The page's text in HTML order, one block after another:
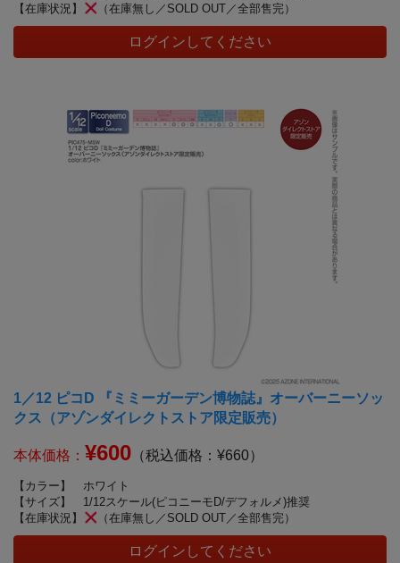
【在庫状況】
（在庫無し／SOLD OUT／全部售完）
ログインしてください
1／12 ピコD 『ミミーガーデン博物誌』オーバーニーソッ
クス（アゾンダイレクトストア限定販売）
本体価格： ¥600 （税込価格：¥660）
【カラー】
ホワイト
【サイズ】
1/12スケール(ピコニーモD/デフォルメ)推奨
【在庫状況】
（在庫無し／SOLD OUT／全部售完）
ログインしてください